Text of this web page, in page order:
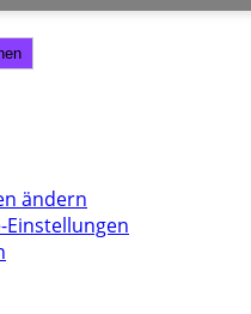
ändern